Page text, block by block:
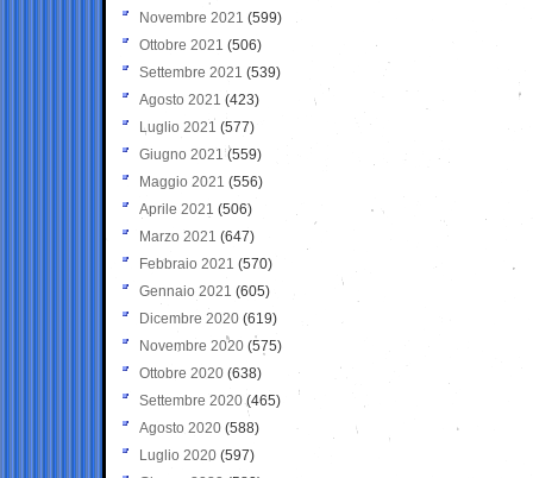
Novembre 2021 (599)
Ottobre 2021 (506)
Settembre 2021 (539)
Agosto 2021 (423)
Luglio 2021 (577)
Giugno 2021(559)
Maggio 2021 (556)
Aprile 2021 (506)
Marzo 2021 (647)
Febbraio 2021 (570)
Gennaio 2021 (605)
Dicembre 2020 (619)
Novembre 2020 (575)
Ottobre 2020 (638)
Settembre 2020(465)
Agosto 2020 (588)
Luglio 2020 (597)